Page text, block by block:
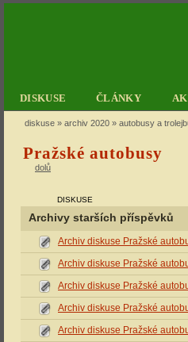
DISKUSE ČLÁNKY
diskuse » archiv 2020 » autobusy a
Pražské autobusy
dolů
DISKUSE
Archivy starších příspěvků
Archiv diskuse Pražské
Archiv diskuse Pražské
Archiv diskuse Pražské
Archiv diskuse Pražské
Archiv diskuse Pražské